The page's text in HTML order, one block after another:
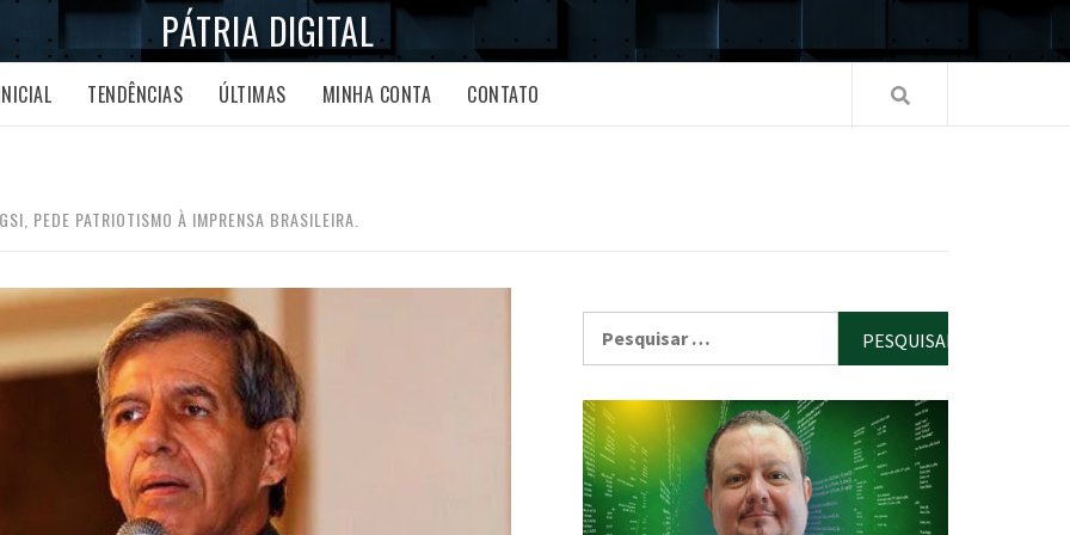
PÁTRIA DIGITAL
TENDÊNCIAS ÚLTIMAS MINHA CONTA CONTATO
PEDE PATRIOTISMO À IMPRENSA BRASILEIRA.